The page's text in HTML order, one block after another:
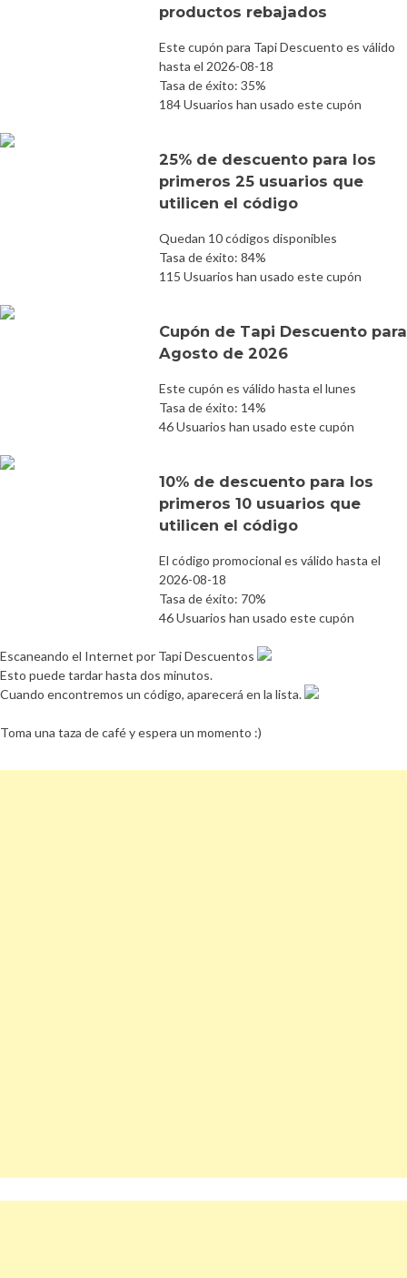
productos rebajados
Este cupón para Tapi Descuento es válido
hasta el 2026-08-18
Tasa de éxito: 35%
184 Usuarios han usado este cupón
25% de descuento para los
primeros 25 usuarios que
utilicen el código
Quedan 10 códigos disponibles
Tasa de éxito: 84%
115 Usuarios han usado este cupón
Cupón de Tapi Descuento para
Agosto de 2026
Este cupón es válido hasta el lunes
Tasa de éxito: 14%
46 Usuarios han usado este cupón
10% de descuento para los
primeros 10 usuarios que
utilicen el código
El código promocional es válido hasta el
2026-08-18
Tasa de éxito: 70%
46 Usuarios han usado este cupón
Escaneando el Internet por Tapi Descuentos
Esto puede tardar hasta dos minutos.
Cuando encontremos un código, aparecerá en la lista.
Toma una taza de café y espera un momento :)